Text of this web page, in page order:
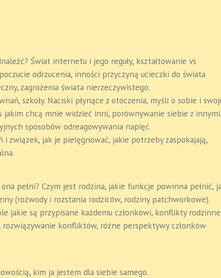
Świat internetu i jego reguły, kształtowanie vs
odrzucenia, inności przyczyną ucieczki do świata
zagrożenia świata nierzeczywistego.
szkoły. Naciski płynące z otoczenia, myśli o sobie i
chcą mnie widzieć inni, porównywanie siebie z innymi.
sposobów odreagowywania napięć.
związek, jak je pielęgnować, jakie potrzeby zaspokajają,
pełni? Czym jest rodzina, jakie funkcje powinna pełnić,
(rozwody i rozstania rodziców, rodziny patchworkowe).
jakie są przypisane każdemu członkowi, konflikty rodzinne.
rozwiązywanie konfliktów, różne perspektywy członków
kim ja jestem dla siebie samego.